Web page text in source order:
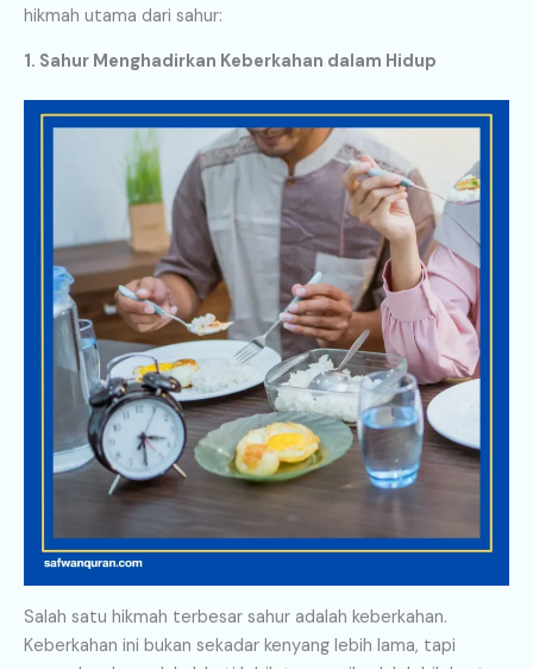
hikmah utama dari sahur:
1. Sahur Menghadirkan Keberkahan dalam Hidup
Salah satu hikmah terbesar sahur adalah keberkahan.
Keberkahan ini bukan sekadar kenyang lebih lama, tapi